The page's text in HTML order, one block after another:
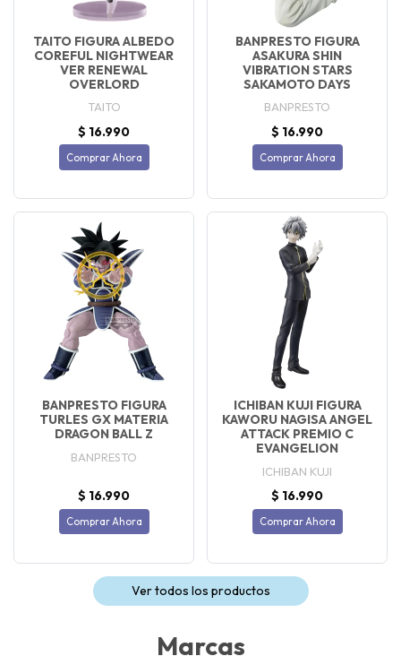
TAITO FIGURA ALBEDO
COREFUL NIGHTWEAR
VER RENEWAL
OVERLORD
TAITO
$ 16.990
Comprar Ahora
BANPRESTO FIGURA
ASAKURA SHIN
VIBRATION STARS
SAKAMOTO DAYS
BANPRESTO
$ 16.990
Comprar Ahora
BANPRESTO FIGURA
TURLES GX MATERIA
DRAGON BALL Z
BANPRESTO
$ 16.990
Comprar Ahora
ICHIBAN KUJI FIGURA
KAWORU NAGISA ANGEL
ATTACK PREMIO C
EVANGELION
ICHIBAN KUJI
$ 16.990
Comprar Ahora
Ver todos los productos
Marcas